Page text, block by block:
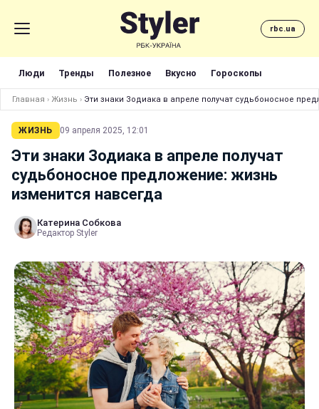
rbc.ua
Люди Тренды Полезное Вкусно Гороскопы
Главная › Жизнь › Эти знаки Зодиака в апреле получат судьбоносное
ЖИЗНЬ 09 апреля 2025, 12:01
Эти знаки Зодиака в апреле получат
судьбоносное предложение: жизнь
изменится навсегда
Катерина Собкова
Редактор Styler